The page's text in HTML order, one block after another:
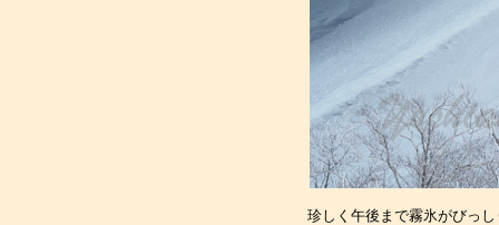
珍しく午後まで霧氷がびっ